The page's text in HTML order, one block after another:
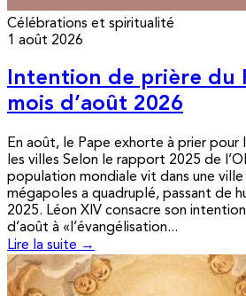
Célébrations et spiritualité
1 août 2026
Intention de prière du
mois d’août 2026
En août, le Pape exhorte à prier pour
les villes Selon le rapport 2025 de
population mondiale vit dans une
mégapoles a quadruplé, passant de
2025. Léon XIV consacre son
d’août à «l’évangélisation...
Lire la suite →